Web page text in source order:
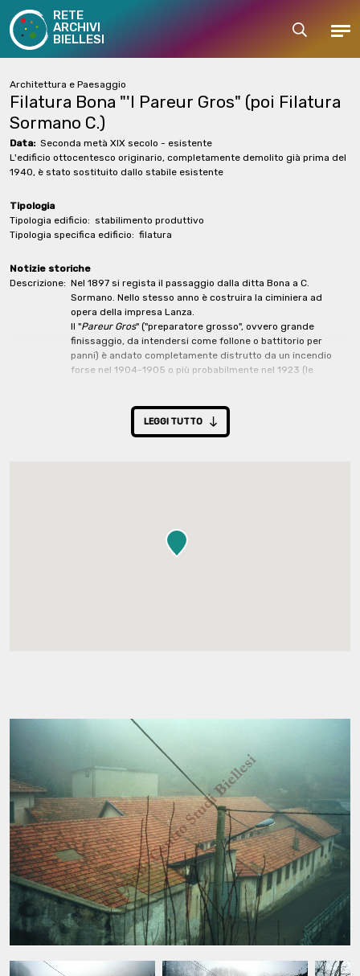
RETE
ARCHIVI
BIELLESI
Cerca
Architettura e Paesaggio
Filatura Bona "'l Pareur Gros" (poi Filatura
Sormano C.)
Data: Seconda metà XIX secolo - esistente
L'edificio ottocentesco originario, completamente demolito già prima del
1940, è stato sostituito dallo stabile esistente
Tipologia
Tipologia edificio: stabilimento produttivo
Tipologia specifica edificio: filatura
Notizie storiche
Descrizione: Nel 1897 si regista il passaggio dalla ditta Bona a C.
Sormano. Nello stesso anno è costruira la ciminiera ad
opera della impresa Lanza.
Il "Pareur Gros" ("preparatore grosso", ovvero grande
finissaggio, da intendersi come follone o battitorio per
panni) è andato completamente distrutto da un incendio
forse nel 1904-1905 o più probabilmente nel 1923 (le
Nel 1940 circa la ciminiera venne abbattuta poiché ormai
inutilizzata, in quanto l'opificio non ospitava più la
Strutture orizzontali: in travi metalliche.
Copertura parte a falde, parte a shed: manto in tegole marsigliesi.
Rivestimento esterno: ad intonaco.
Infrastrutture di servizio: canale.
Si trattava in origine di due edifici alti disposti perpendicolarmente tra
loro, forse per sfruttare i due salti che la roggia di Sordevolo permette in
questo sito. Infatti, la ruota idraulica doveva avere l'asse parallelo
all'asse longitudinale dell'edificio: per questo motivo uno dei due
edifici fu costruito spianando parzialmente la collina alle spalle dell'altro.
Il complesso prendeva il nome di Pareur Gros; il Pareur (termine che sta
a significare "finissaggio", un passaggio del ciclo della lavorazione
della lana) era molto probabilmente un follone che si trovava poco
distante e che un antico rilievo per la costruzione della strada chiamava
sostituita da una turbina idraulica Pelton, ancora esistente.
LEGGI TUTTO